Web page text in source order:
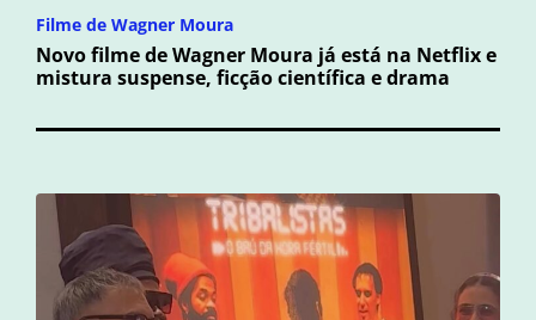
Filme de Wagner Moura
Novo filme de Wagner Moura já está na Netflix e
mistura suspense, ficção científica e drama